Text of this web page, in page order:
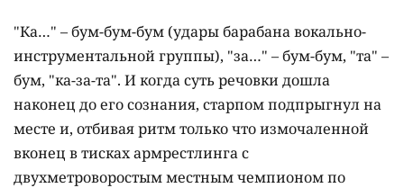
"Ка…" – бум-бум-бум (удары барабана вокально-
инструментальной группы), "за…" – бум-бум, "та" –
бум, "ка-за-та". И когда суть речовки дошла
наконец до его сознания, старпом подпрыгнул на
месте и, отбивая ритм только что измочаленной
вконец в тисках армрестлинга с
двухметроворостым местным чемпионом по